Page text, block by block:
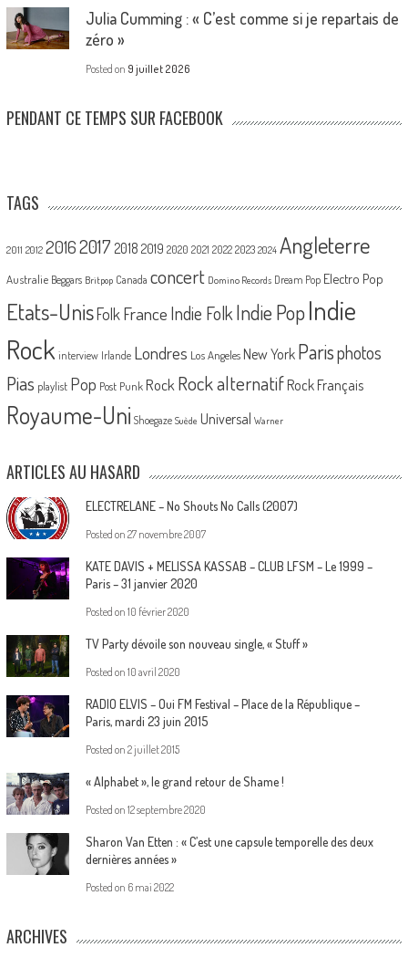
Julia Cumming : « C’est comme si je repartais de
zéro »
Posted on 9 juillet 2026
PENDANT CE TEMPS SUR FACEBOOK
TAGS
2011 2012 20162017 2018 2019 2020 2021 2022 2023 2024 Angleterre
Australie Beggars Britpop Canada concert Domino Records Dream Pop Electro Pop
Etats-UnisFolk France Indie FolkIndie PopIndie
Rock interview Irlande Londres Los Angeles New York Parisphotos
Pias playlist Pop Post Punk Rock Rock alternatif Rock Français
Royaume-Uni Shoegaze Suède Universal Warner
ARTICLES AU HASARD
ELECTRELANE – No Shouts No Calls (2007)
Posted on 27 novembre 2007
KATE DAVIS + MELISSA KASSAB – CLUB LFSM – Le 1999 –
Paris – 31 janvier 2020
Posted on 10 février 2020
TV Party dévoile son nouveau single, « Stuff »
Posted on 10 avril 2020
RADIO ELVIS – Oui FM Festival – Place de la République –
Paris, mardi 23 juin 2015
Posted on 2 juillet 2015
« Alphabet », le grand retour de Shame !
Posted on 12 septembre 2020
Sharon Van Etten : « C’est une capsule temporelle des deux
dernières années »
Posted on 6 mai 2022
ARCHIVES